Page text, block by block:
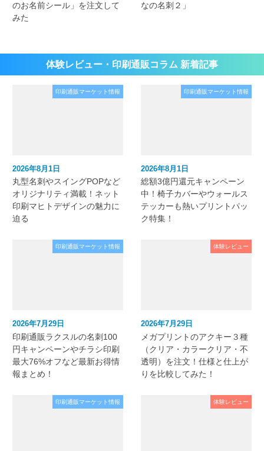
のお名前シール」を注文して
みた
なの名刺２」
体験レビュー・印刷通販コラム 新着記事
印刷通販マーケット情報
2026年8月1日
丸型名刺やスイングPOPなど
オリジナリティ満載！ネット
印刷マヒトデザインの魅力に
迫る
印刷通販マーケット情報
2026年8月1日
総額3億円還元キャンペーン
中！椅子カバーやウォールス
テッカーも熱いプリントパッ
ク特集！
印刷通販マーケット情報
2026年7月29日
印刷通販ラクスルの名刺100
円キャンペーンやチラシ印刷
最大76%オフなど最新お得情
報まとめ！
体験レビュー
2026年7月29日
メガプリントのアクキー３種
（クリア・カラークリア・不
透明）を注文！仕様と仕上が
りを比較してみた！
印刷通販マーケット情報 体験レビュー